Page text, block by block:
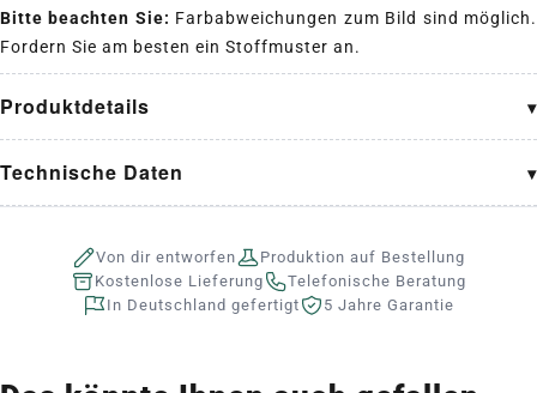
Bitte beachten Sie: Farbabweichungen zum Bild sind möglich.
Fordern Sie am besten ein Stoffmuster an.
Produktdetails
Technische Daten
Von dir entworfen
Produktion auf Bestellung
Kostenlose Lieferung
Telefonische Beratung
In Deutschland gefertigt
5 Jahre Garantie